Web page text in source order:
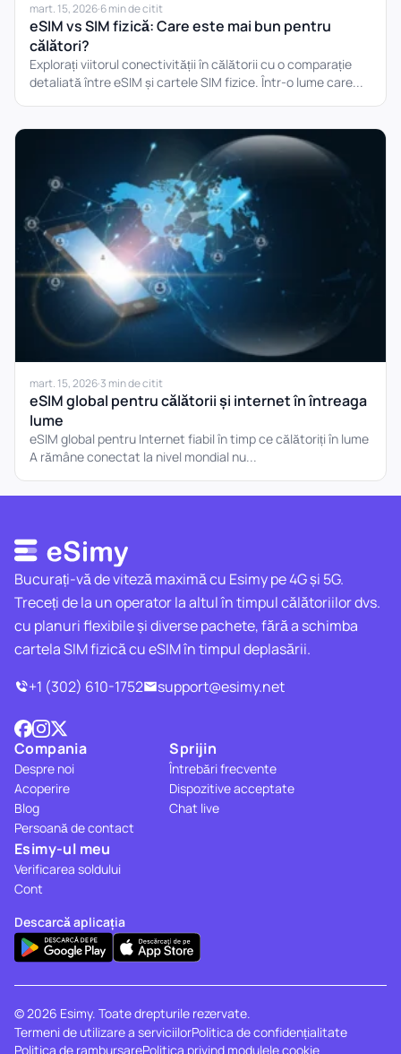
mart. 15, 2026·6 min de citit
eSIM vs SIM fizică: Care este mai bun pentru
călători?
Explorați viitorul conectivității în călătorii cu o comparație
detaliată între eSIM și cartele SIM fizice. Într-o lume care...
mart. 15, 2026·3 min de citit
eSIM global pentru călătorii și internet în întreaga
lume
eSIM global pentru Internet fiabil în timp ce călătoriți în lume
A rămâne conectat la nivel mondial nu...
Bucurați-vă de viteză maximă cu Esimy pe 4G și 5G.
Treceți de la un operator la altul în timpul călătoriilor dvs.
cu planuri flexibile și diverse pachete, fără a schimba
cartela SIM fizică cu eSIM în timpul deplasării.
+1 (302) 610-1752
support@esimy.net
Compania
Despre noi
Acoperire
Blog
Persoană de contact
Sprijin
Întrebări frecvente
Dispozitive acceptate
Chat live
Esimy-ul meu
Verificarea soldului
Cont
Descarcă aplicația
© 2026 Esimy. Toate drepturile rezervate.
Termeni de utilizare a serviciilorPolitica de confidențialitate
Politica de rambursarePolitica privind modulele cookie